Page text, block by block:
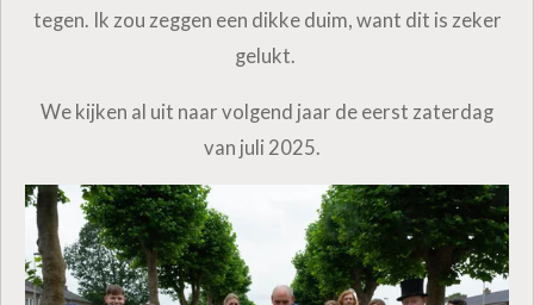
tegen. Ik zou zeggen een dikke duim, want dit is zeker
gelukt.
We kijken al uit naar volgend jaar de eerst zaterdag
van juli 2025.